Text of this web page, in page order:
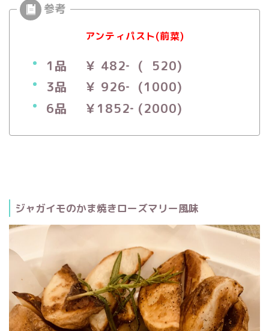
アンティパスト(前菜)
1品 ￥ 482‐ ( 520)
3品 ￥ 926‐ (1000)
6品 ￥1852‐ (2000)
ジャガイモのかま焼きローズマリー風味